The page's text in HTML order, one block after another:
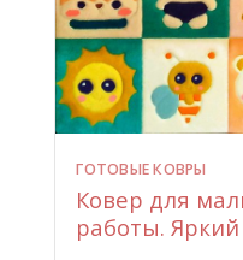
ГОТОВЫЕ КОВРЫ
Ковер для
работы.